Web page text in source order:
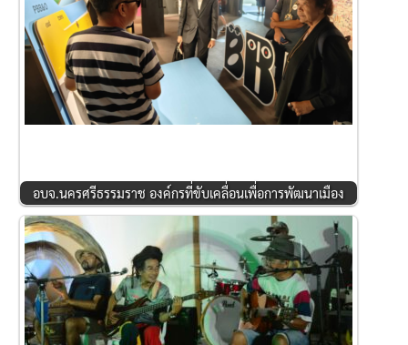
อบจ.นครศรีธรรมราช องค์กรที่ขับเคลื่อนเพื่อการพัฒนาเมือง